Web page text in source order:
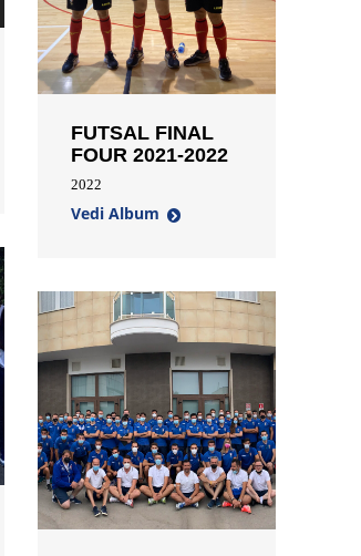
FUTSAL FINAL
FOUR 2021-2022
2022
Vedi Album